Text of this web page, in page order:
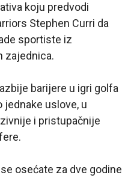
koju predvodi
Stephen Curri da
sportiste iz
zajednica.
barijere u igri golfa
jednake uslove, u
i pristupačnije
osećate za dve godine